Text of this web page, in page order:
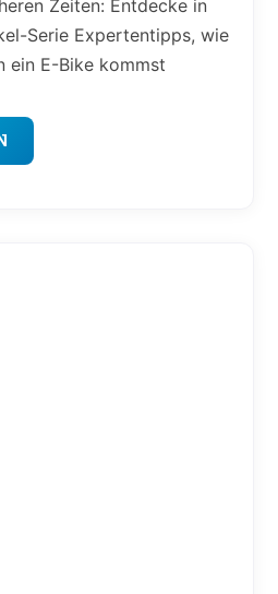
Zeiten: Entdecke in
Serie Expertentipps, wie
ein E-Bike kommst